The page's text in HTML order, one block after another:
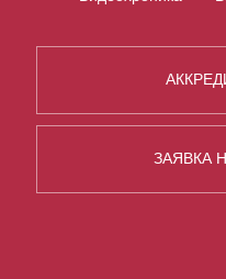
ЗАЯВКА